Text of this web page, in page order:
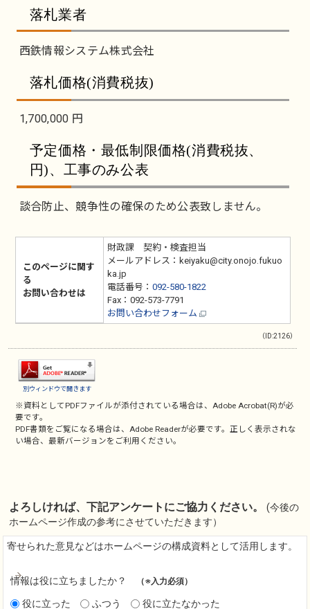
落札業者
西鉄情報システム株式会社
落札価格(消費税抜)
1,700,000 円
予定価格・最低制限価格(消費税抜、
円)、工事のみ公表
談合防止、競争性の確保のため公表致しません。
このページに関す
る
お問い合わせは
財政課 契約・検査担当
メールアドレス：keiyaku@city.onojo.fukuo
ka.jp
電話番号： 092-580-1822
Fax：092-573-7791
お問い合わせフォーム
（ID:2126）
別ウィンドウで開きます
※資料としてPDFファイルが添付されている場合は、Adobe Acrobat(R)が必
要です。
PDF書類をご覧になる場合は、Adobe Readerが必要です。正しく表示されな
い場合、最新バージョンをご利用ください。